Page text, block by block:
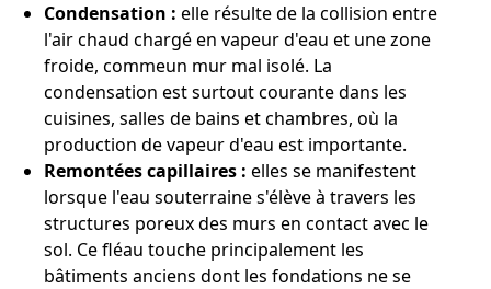
Condensation : elle résulte de la collision entre
l'air chaud chargé en vapeur d'eau et une zone
froide, commeun mur mal isolé. La
condensation est surtout courante dans les
cuisines, salles de bains et chambres, où la
production de vapeur d'eau est importante.
Remontées capillaires : elles se manifestent
lorsque l'eau souterraine s'élève à travers les
structures poreux des murs en contact avec le
sol. Ce fléau touche principalement les
bâtiments anciens dont les fondations ne se